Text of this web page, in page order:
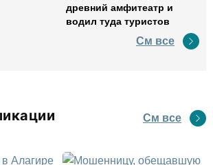
древний амфитеатр и
водил туда туристов
См все
См все